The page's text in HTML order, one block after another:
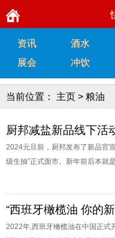
资讯 酒水
展会
冲饮
当前位置： 主页 > 粮油
厨邦减盐新品线下活
2024元旦前，厨邦发布了新品官
级生抽”正式面市。新年前后本就
“西班牙橄榄油 你的
2022年,西班牙橄榄油在中国正式